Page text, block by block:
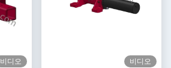
비디오 비디오